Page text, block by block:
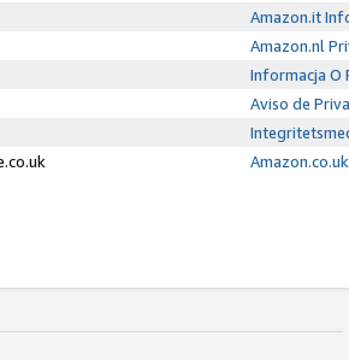
Amazon.it
Amazon.nl
Informacja O
Aviso de